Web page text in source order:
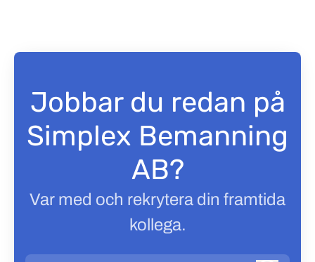
Jobbar du redan på
Simplex Bemanning
AB?
Var med och rekrytera din framtida
kollega.